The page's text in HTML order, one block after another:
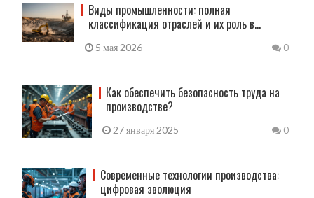
Виды промышленности: полная
классификация отраслей и их роль в
5 мая 2026 0
Как обеспечить безопасность труда на
производстве?
27 января 2025 0
Современные технологии производства:
цифровая эволюция